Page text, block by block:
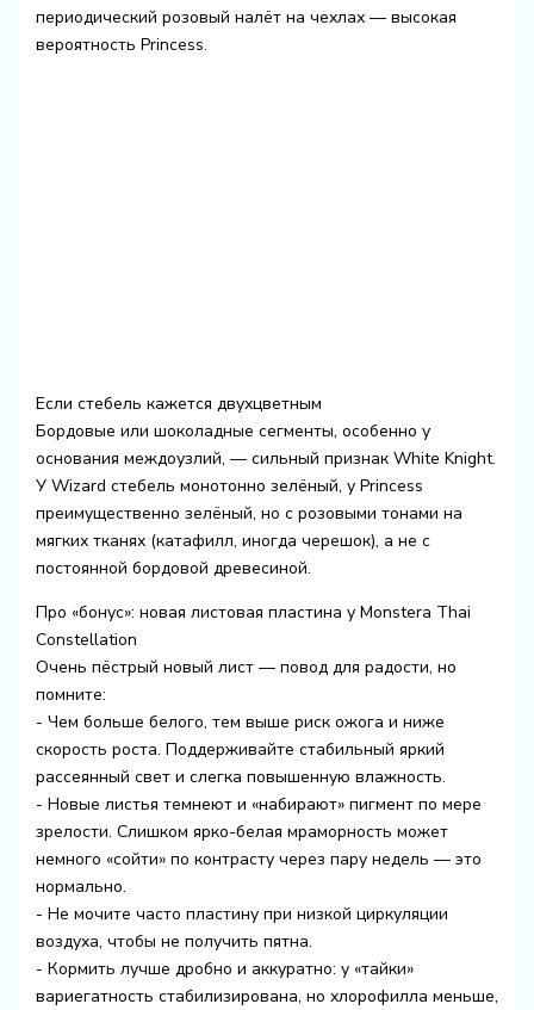
периодический розовый налёт на чехлах — высокая
вероятность Princess.
Если стебель кажется двухцветным
Бордовые или шоколадные сегменты, особенно у
основания междоузлий, — сильный признак White Knight.
У Wizard стебель монотонно зелёный, у Princess
преимущественно зелёный, но с розовыми тонами на
мягких тканях (катафилл, иногда черешок), а не с
постоянной бордовой древесиной.
Про «бонус»: новая листовая пластина у Monstera Thai
Constellation
Очень пёстрый новый лист — повод для радости, но
помните:
- Чем больше белого, тем выше риск ожога и ниже
скорость роста. Поддерживайте стабильный яркий
рассеянный свет и слегка повышенную влажность.
- Новые листья темнеют и «набирают» пигмент по мере
зрелости. Слишком ярко-белая мраморность может
немного «сойти» по контрасту через пару недель — это
нормально.
- Не мочите часто пластину при низкой циркуляции
воздуха, чтобы не получить пятна.
- Кормить лучше дробно и аккуратно: у «тайки»
вариегатность стабилизирована, но хлорофилла меньше,